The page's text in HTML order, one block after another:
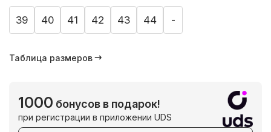
39 40 41 42 43 44 -
Таблица размеров
1000 бонусов в подарок!
при регистрации в приложении UDS